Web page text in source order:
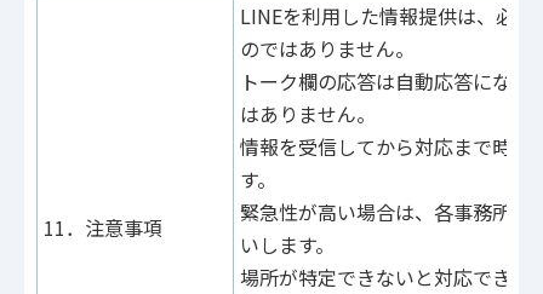
11．注意事項
LINEを利用した情報提供は、必
のではありません。
トーク欄の応答は自動応答になり
はありません。
情報を受信してから対応まで時間
す。
緊急性が高い場合は、各事務所等
いします。
場所が特定できないと対応できな